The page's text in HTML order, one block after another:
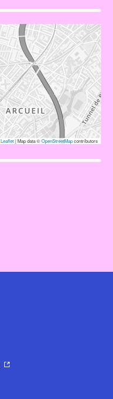
Leaflet|Map data ©OpenStreetMapcontributors